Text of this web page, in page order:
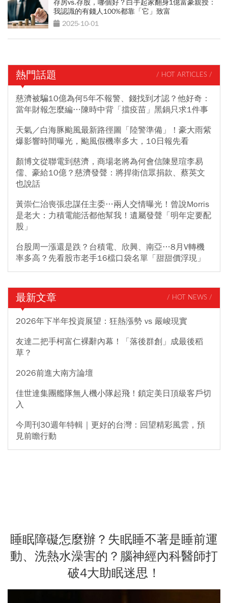
存房vs.存股，哪個好？白手起家翻身1億富豪親授：
我認識的有錢人100%都靠「它」致富
2025-10-01
熱門話題 / HOT ARTICLES /
慈濟被騙10億為何5年不報警、錢找到才認？他好奇：
當年財報怎麼編…陳時中背「擋疫苗」黑鍋只求1件事
天氣／白海豚颱風最新路徑圖「陸警準備」！豪大雨紫
爆影響時間曝光，颱風假機率多大，10日報先看
顏博文從聯電到慈濟，商場老將為何會信陳昱瑄李易
儒、豪給10億？慈濟發聲：將捍衛信眾捐款、蔡英文
也說話
黃崇仁治喪張忠謀任主委…兩人交情曝光！曾說Morris
是老大：力積電能活都他幫我！遺屬發聲「明年定要配
股」
台股周一漲還是跌？台積電、欣興、南亞…8月V轉機
率多高？先看股市老手16檔口袋名單「甜甜價浮現」
最新文章 / HOT NEWS /
2026年下半年投資展望：狂熱漲勢 vs 嚴峻現實
友達二把手柯富仁裸辭內幕！「落後群創」成最後稻
草？
2026前進大南方論壇
佳世達集團艦隊無人機小隊起飛！鎖定美日頂級客戶切
入
今周刊30週年特輯｜更好的台灣：回望精彩風雲，預
見前瞻行動
睡眠障礙怎麼辦？失眠睡不著是睡前運
動、洗熱水澡害的？腦神經內科醫師打
破4大助眠迷思！